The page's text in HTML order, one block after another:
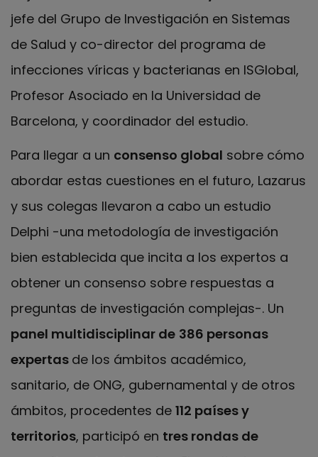
jefe del Grupo de Investigación en Sistemas
de Salud y co-director del programa de
infecciones víricas y bacterianas en ISGlobal,
Profesor Asociado en la Universidad de
Barcelona, y coordinador del estudio.
Para llegar a un consenso global sobre cómo
abordar estas cuestiones en el futuro, Lazarus
y sus colegas llevaron a cabo un estudio
Delphi -una metodología de investigación
bien establecida que incita a los expertos a
obtener un consenso sobre respuestas a
preguntas de investigación complejas-. Un
panel multidisciplinar de 386 personas
expertas de los ámbitos académico,
sanitario, de ONG, gubernamental y de otros
ámbitos, procedentes de 112 países y
territorios, participó en tres rondas de